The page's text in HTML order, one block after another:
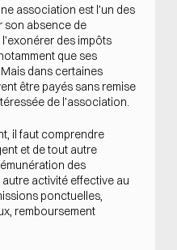
association est l’un des
son absence de
des impôts
que ses
dans certaines
être payés sans remise
de l’association.
il faut comprendre
et de tout autre
des
activité effective au
ponctuelles,
remboursement